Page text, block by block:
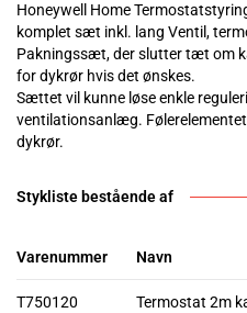
Honeywell Home
komplet sæt inkl. lang Ventil,
Pakningssæt, der slutter tæt om
for dykrør hvis det ønskes.
Sættet vil kunne løse enkle
ventilationsanlæg.
dykrør.
Stykliste bestående af
Varenummer Navn
T750120 Termostat 2m